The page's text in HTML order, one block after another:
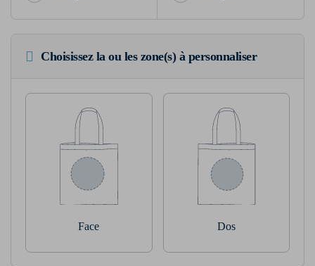
Choisissez la ou les zone(s) à personnaliser
Face Dos